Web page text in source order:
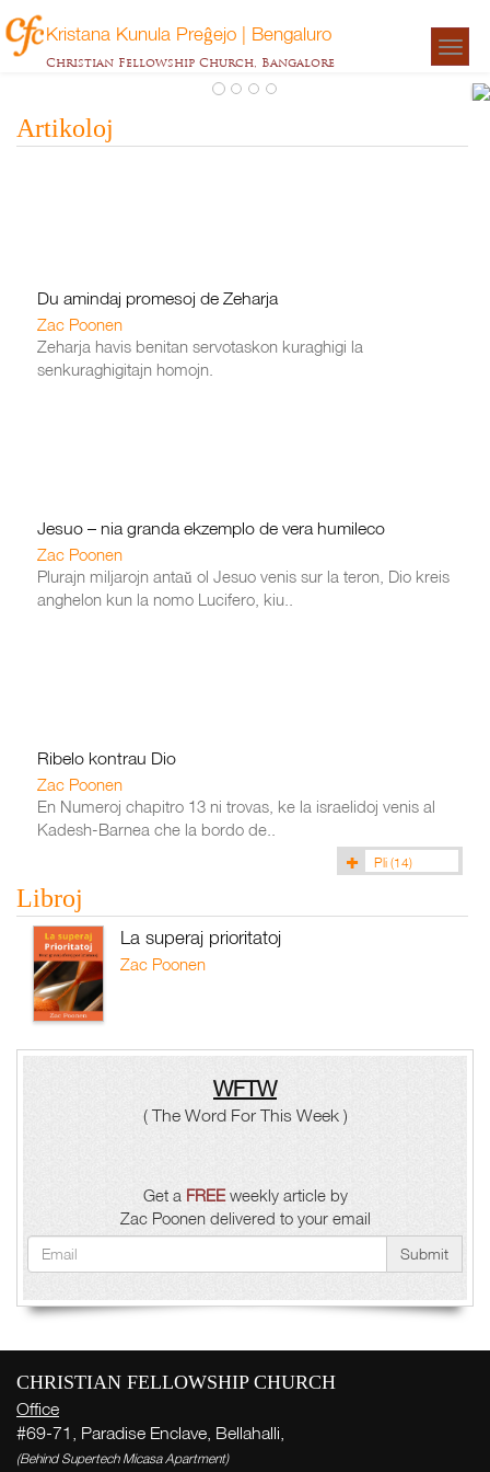
Kristana Kunula Preĝejo | Bengaluro
Christian Fellowship Church, Bangalore
Artikoloj
Du amindaj promesoj de Zeharja
Zac Poonen
Zeharja havis benitan servotaskon kuraghigi la
senkuraghigitajn homojn.
Jesuo – nia granda ekzemplo de vera humileco
Zac Poonen
Plurajn miljarojn antaŭ ol Jesuo venis sur la teron, Dio kreis
anghelon kun la nomo Lucifero, kiu..
Ribelo kontrau Dio
Zac Poonen
En Numeroj chapitro 13 ni trovas, ke la israelidoj venis al
Kadesh-Barnea che la bordo de..
Pli (14)
Libroj
La superaj prioritatoj
Zac Poonen
WFTW
( The Word For This Week )
Get a FREEweekly article by
Zac Poonen delivered to your email
Submit
CHRISTIAN FELLOWSHIP CHURCH
Office
#69-71, Paradise Enclave, Bellahalli,
(Behind Supertech Micasa Apartment)